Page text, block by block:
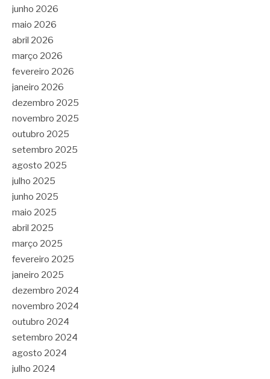
junho 2026
maio 2026
abril 2026
março 2026
fevereiro 2026
janeiro 2026
dezembro 2025
novembro 2025
outubro 2025
setembro 2025
agosto 2025
julho 2025
junho 2025
maio 2025
abril 2025
março 2025
fevereiro 2025
janeiro 2025
dezembro 2024
novembro 2024
outubro 2024
setembro 2024
agosto 2024
julho 2024